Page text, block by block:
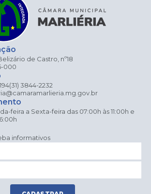
de Castro, nº18
000
(31) 3844-2232
feira a Sexta-feira das 07:00h às 11:00h e
informativos